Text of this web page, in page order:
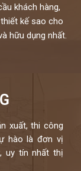
khách hàng,
kế sao cho
hữu dụng nhất.
xuất, thi công
hào là đơn vị
uy tín nhất thị